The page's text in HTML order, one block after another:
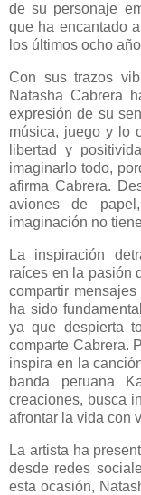
de su personaje
que ha encantado
los últimos ocho
Con sus trazos
Natasha Cabrera
expresión de su
música, juego y lo
libertad y
imaginarlo todo,
afirma Cabrera.
aviones de
imaginación no
La inspiración
raíces en la pasión
compartir
ha sido
ya que despierta
comparte Cabrera.
inspira en la
banda peruana
creaciones, busca
afrontar la vida con
La artista ha
desde redes
esta ocasión,